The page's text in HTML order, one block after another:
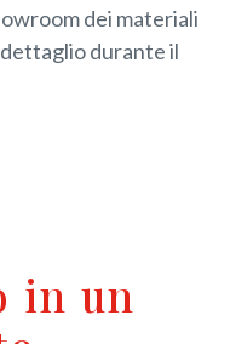
dei materiali
durante il
in un